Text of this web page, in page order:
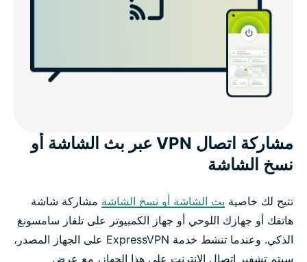
مشاركة اتصال VPN عبر بث الشاشة أو
نسخ الشاشة
تتيح لك خاصية بث الشاشة أو نسخ الشاشة مشاركة شاشة
هاتفك أو جهازك اللوحي أو جهاز الكمبيوتر على تلفاز سامسونغ
الذكي. وعندما تنشط خدمة ExpressVPN على الجهاز المصدر،
سيتم تشفير اتصال الإنترنت على هذا الجهاز، مع عرض